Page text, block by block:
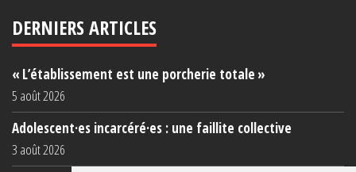
DERNIERS ARTICLES
« L’établissement est une porcherie totale »
5 août 2026
Adolescent·es incarcéré·es : une faillite collective
3 août 2026